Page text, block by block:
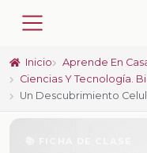
Inicio Aprende En
Ciencias Y Tecnología.
Un Descubrimiento